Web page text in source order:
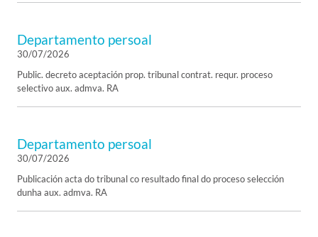
Departamento persoal
30/07/2026
Public. decreto aceptación prop. tribunal contrat. requr. proceso
selectivo aux. admva. RA
Departamento persoal
30/07/2026
Publicación acta do tribunal co resultado final do proceso selección
dunha aux. admva. RA